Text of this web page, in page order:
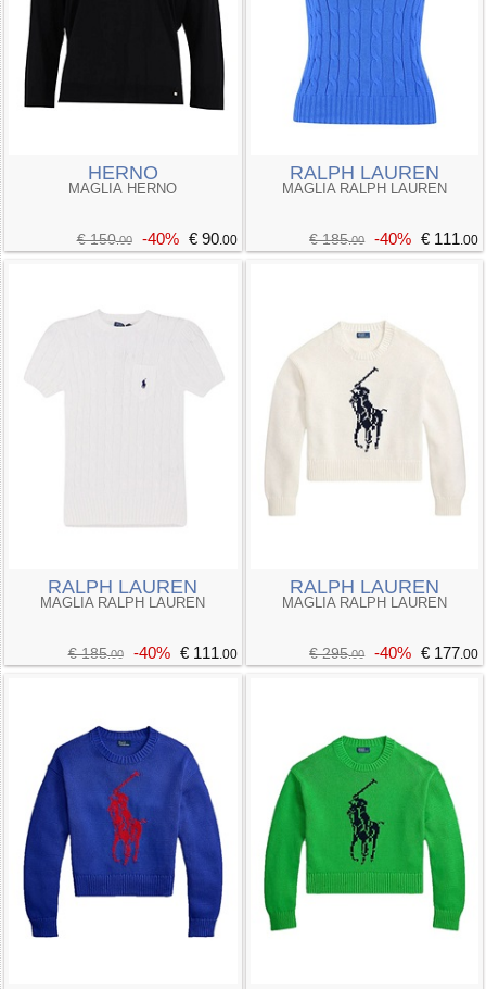
HERNO
MAGLIA HERNO
€ 150.00 -40% € 90.00
RALPH LAUREN
MAGLIA RALPH LAUREN
€ 185.00 -40% € 111.00
RALPH LAUREN
MAGLIA RALPH LAUREN
€ 185.00 -40% € 111.00
RALPH LAUREN
MAGLIA RALPH LAUREN
€ 295.00 -40% € 177.00